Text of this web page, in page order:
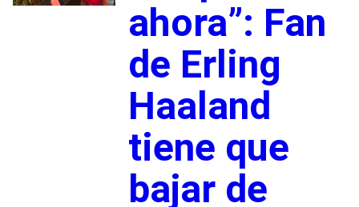
ahora”: Fan
de Erling
Haaland
tiene que
bajar de